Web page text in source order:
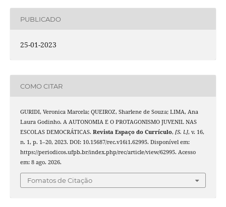
PUBLICADO
25-01-2023
COMO CITAR
GURIDI, Veronica Marcela; QUEIROZ, Sharlene de Souza; LIMA, Ana
Laura Godinho. A AUTONOMIA E O PROTAGONISMO JUVENIL NAS
ESCOLAS DEMOCRÁTICAS. Revista Espaço do Currículo, [S. l.], v. 16,
n. 1, p. 1–20, 2023. DOI: 10.15687/rec.v16i1.62995. Disponível em:
https://periodicos.ufpb.br/index.php/rec/article/view/62995. Acesso
em: 8 ago. 2026.
Fomatos de Citação